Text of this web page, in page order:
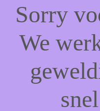
Sorry
We